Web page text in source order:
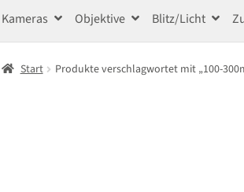
Kameras Objektive Blitz/Licht
Start Produkte verschlagwortet mit „100-